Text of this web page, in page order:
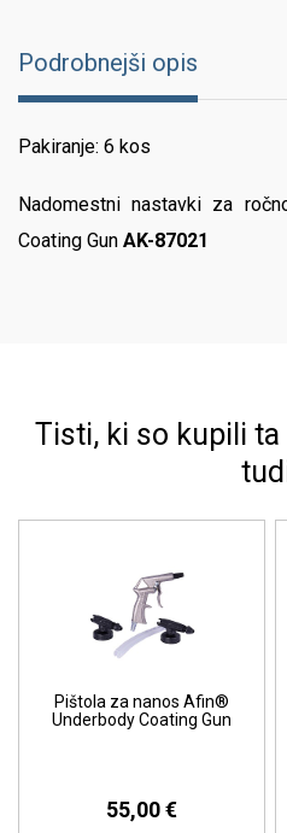
Podrobnejši opis
Pakiranje: 6 kos
Nadomestni nastavki za
Coating Gun AK-87021
Tisti, ki so kupili
Transparent Sealer Gun
Prozorna pištola za